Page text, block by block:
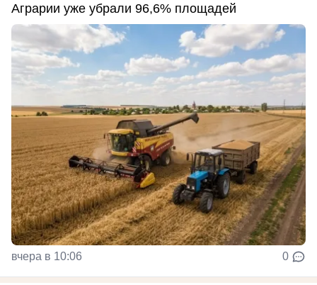
Аграрии уже убрали 96,6% площадей
вчера в 10:06 0